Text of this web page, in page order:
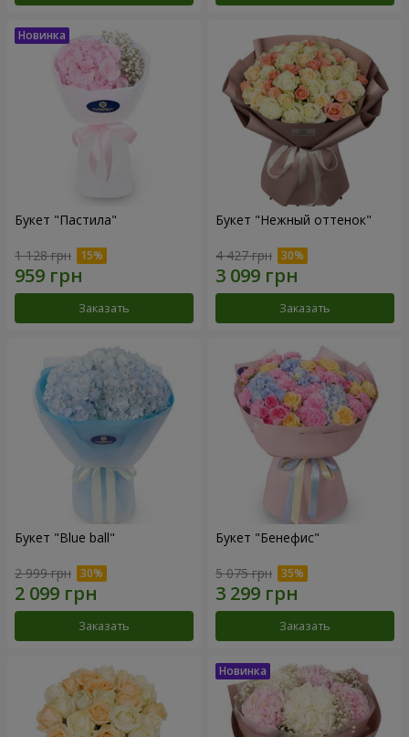
Букет "Пастила"
1 128 грн
Заказать
Букет "Нежный оттенок"
4 427 грн
Заказать
Букет "Blue ball"
2 999 грн
Заказать
Букет "Бенефис"
5 075 грн
Заказать